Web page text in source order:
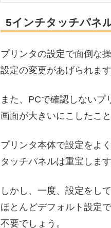
5インチタッチパネ
プリンタの設定で面倒な
設定の変更があげられます
また、PCで確認しないプ
画面が大きいにこしたこ
プリンタ本体で設定をよ
タッチパネルは重宝します
しかし、一度、設定をし
ほとんどデフォルト設定
不要でしょう。